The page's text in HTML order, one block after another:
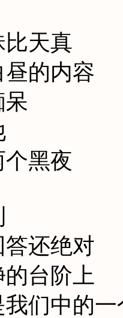
天真
的内容
呆
黑夜
答还绝对
台阶上
们中的一